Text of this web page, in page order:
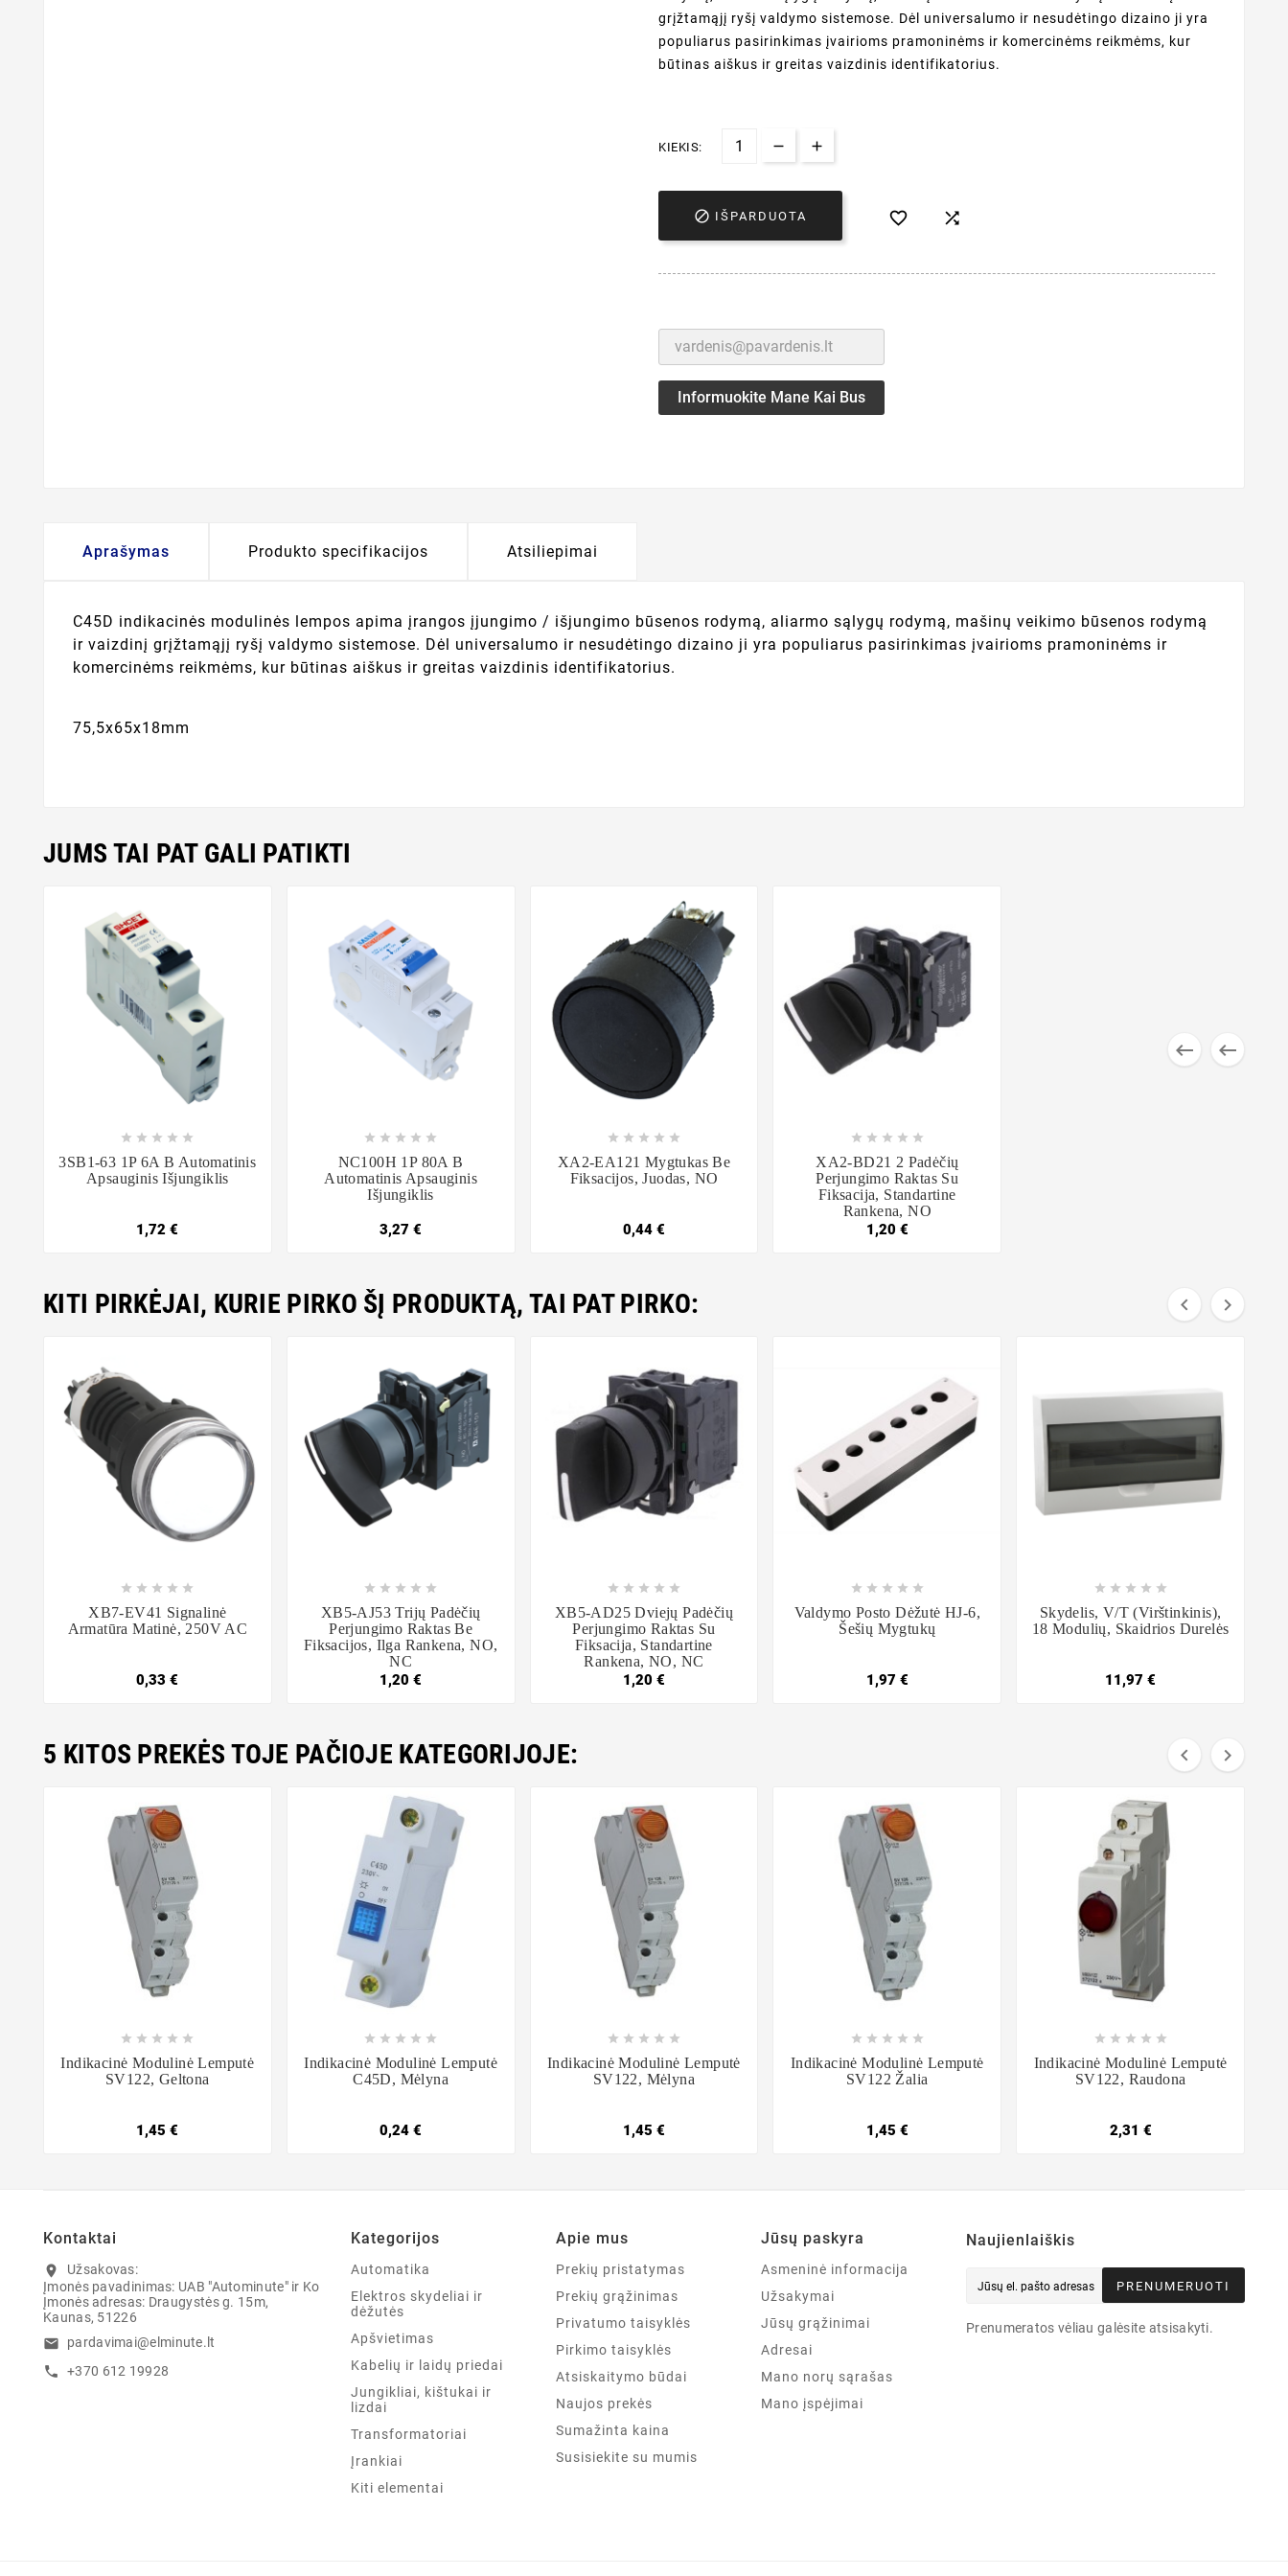
grįžtamąjį ryšį valdymo sistemose. Dėl universalumo ir nesudėtingo dizaino ji yra
populiarus pasirinkimas įvairioms pramoninėms ir komercinėms reikmėms, kur
būtinas aiškus ir greitas vaizdinis identifikatorius.
KIEKIS:
 IŠPARDUOTA  
Informuokite Mane Kai Bus
Aprašymas Produkto specifikacijos Atsiliepimai
C45D indikacinės modulinės lempos apima įrangos įjungimo / išjungimo būsenos rodymą, aliarmo sąlygų rodymą, mašinų veikimo būsenos rodymą
ir vaizdinį grįžtamąjį ryšį valdymo sistemose. Dėl universalumo ir nesudėtingo dizaino ji yra populiarus pasirinkimas įvairioms pramoninėms ir
komercinėms reikmėms, kur būtinas aiškus ir greitas vaizdinis identifikatorius.
75,5x65x18mm
JUMS TAI PAT GALI PATIKTI
 
 
    
3SB1-63 1P 6A B Automatinis
Apsauginis Išjungiklis
1,72 €
 
    
NC100H 1P 80A B
Automatinis Apsauginis
Išjungiklis
3,27 €
 
    
XA2-EA121 Mygtukas Be
Fiksacijos, Juodas, NO
0,44 €
 
    
XA2-BD21 2 Padėčių
Perjungimo Raktas Su
Fiksacija, Standartine
Rankena, NO
1,20 €
KITI PIRKĖJAI, KURIE PIRKO ŠĮ PRODUKTĄ, TAI PAT PIRKO:  
 
    
XB7-EV41 Signalinė
Armatūra Matinė, 250V AC
0,33 €
 
    
XB5-AJ53 Trijų Padėčių
Perjungimo Raktas Be
Fiksacijos, Ilga Rankena, NO,
NC
1,20 €
 
    
XB5-AD25 Dviejų Padėčių
Perjungimo Raktas Su
Fiksacija, Standartine
Rankena, NO, NC
1,20 €
 
    
Valdymo Posto Dėžutė HJ-6,
Šešių Mygtukų
1,97 €
 
    
Skydelis, V/t (virštinkinis),
18 Modulių, Skaidrios Durelės
11,97 €
5 KITOS PREKĖS TOJE PAČIOJE KATEGORIJOJE:  
 
    
Indikacinė Modulinė Lemputė
SV122, Geltona
1,45 €
 
    
Indikacinė Modulinė Lemputė
C45D, Mėlyna
0,24 €
 
    
Indikacinė Modulinė Lemputė
SV122, Mėlyna
1,45 €
 
    
Indikacinė Modulinė Lemputė
SV122 Žalia
1,45 €
 
    
Indikacinė Modulinė Lemputė
SV122, Raudona
2,31 €
Kontaktai
location_on
Užsakovas:
Įmonės pavadinimas: UAB "Autominute" ir Ko
Įmonės adresas: Draugystės g. 15m,
Kaunas, 51226
email pardavimai@elminute.lt
call +370 612 19928
Kategorijos
Automatika
Elektros skydeliai ir
dėžutės
Apšvietimas
Kabelių ir laidų priedai
Jungikliai, kištukai ir
lizdai
Transformatoriai
Įrankiai
Kiti elementai
Apie mus
Prekių pristatymas
Prekių grąžinimas
Privatumo taisyklės
Pirkimo taisyklės
Atsiskaitymo būdai
Naujos prekės
Sumažinta kaina
Susisiekite su mumis
Jūsų paskyra
Asmeninė informacija
Užsakymai
Jūsų grąžinimai
Adresai
Mano norų sąrašas
Mano įspėjimai
Naujienlaiškis
PRENUMERUOTI
Prenumeratos vėliau galėsite atsisakyti.